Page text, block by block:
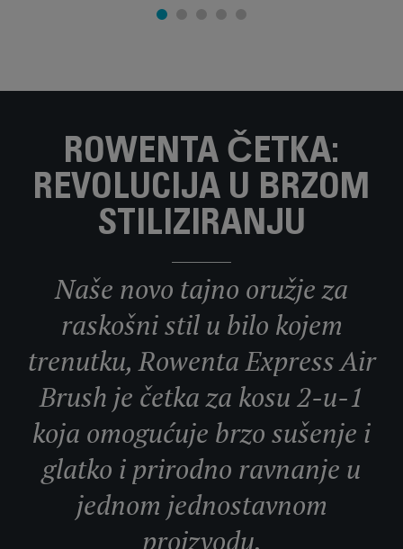
ROWENTA ČETKA:
REVOLUCIJA U BRZOM
STILIZIRANJU
Naše novo tajno oružje za
raskošni stil u bilo kojem
trenutku, Rowenta Express Air
Brush je četka za kosu 2-u-1
koja omogućuje brzo sušenje i
glatko i prirodno ravnanje u
jednom jednostavnom
proizvodu.